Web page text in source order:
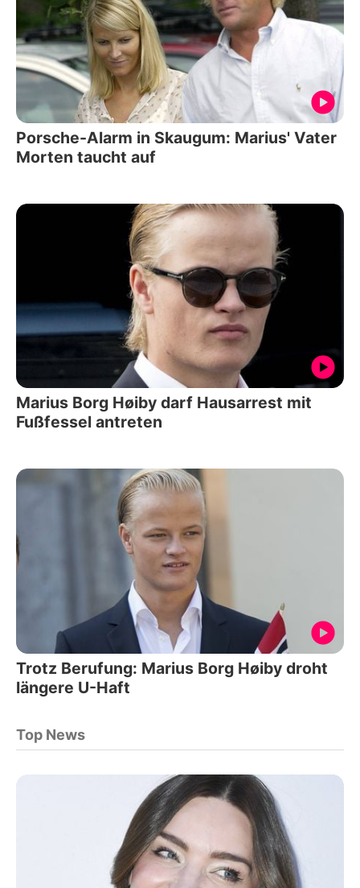
Porsche-Alarm in Skaugum: Marius' Vater
Morten taucht auf
Marius Borg Høiby darf Hausarrest mit
Fußfessel antreten
Trotz Berufung: Marius Borg Høiby droht
längere U-Haft
Top News